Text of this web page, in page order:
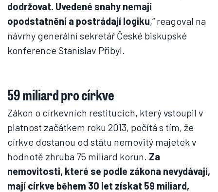
dodržovat. Uvedené snahy nemají
opodstatnění a postrádají logiku,“ reagoval na
návrhy generální sekretář České biskupské
konference Stanislav Přibyl.
59 miliard pro církve
Zákon o církevních restitucích, který vstoupil v
platnost začátkem roku 2013, počítá s tím, že
církve dostanou od státu nemovitý majetek v
hodnotě zhruba 75 miliard korun. Za
nemovitosti, které se podle zákona nevydávají,
mají církve během 30 let získat 59 miliard,